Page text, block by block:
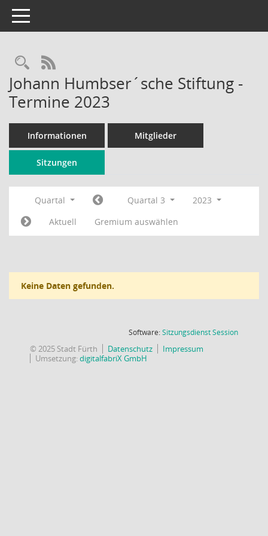
Toggle navigation
Rechercheauswahl
RSS-Feed
Johann Humbser´sche Stiftung -
Termine 2023
Informationen Mitglieder
Sitzungen
Quartal Quartal 3
2023
Aktuell
Gremium auswählen
Keine Daten gefunden.
Software:SitzungsdienstSession(Wird in
© 2025 Stadt Fürth Datenschutz
Impressum
Umsetzung:digitalfabriX GmbH